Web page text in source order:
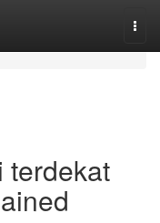
terdekat